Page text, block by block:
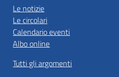
Le notizie
Le circolari
Calendario eventi
Albo online
Tutti gli argomenti